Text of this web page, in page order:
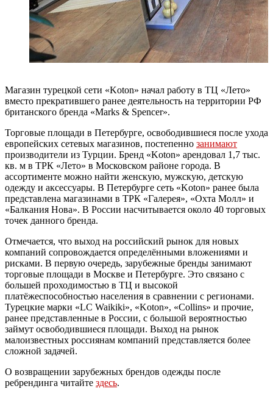
Магазин турецкой сети «Koton» начал работу в ТЦ «Лето»
вместо прекратившего ранее деятельность на территории РФ
британского бренда «Marks & Spencer».
Торговые площади в Петербурге, освободившиеся после ухода
европейских сетевых магазинов, постепенно занимают
производители из Турции. Бренд «Koton» арендовал 1,7 тыс.
кв. м в ТРК «Лето» в Московском районе города. В
ассортименте можно найти женскую, мужскую, детскую
одежду и аксессуары. В Петербурге сеть «Koton» ранее была
представлена магазинами в ТРК «Галерея», «Охта Молл» и
«Балкания Нова». В России насчитывается около 40 торговых
точек данного бренда.
Отмечается, что выход на российский рынок для новых
компаний сопровождается определёнными вложениями и
рисками. В первую очередь, зарубежные бренды занимают
торговые площади в Москве и Петербурге. Это связано с
большей проходимостью в ТЦ и высокой
платёжеспособностью населения в сравнении с регионами.
Турецкие марки «LC Waikiki», «Koton», «Collins» и прочие,
ранее представленные в России, с большой вероятностью
займут освободившиеся площади. Выход на рынок
малоизвестных россиянам компаний представляется более
сложной задачей.
О возвращении зарубежных брендов одежды после
ребрендинга читайте здесь.